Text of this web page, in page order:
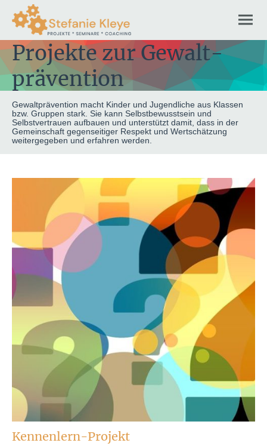
Projekte zur Gewalt-
prävention
Gewaltprävention macht Kinder und Jugendliche aus Klassen
bzw. Gruppen stark. Sie kann Selbstbewusstsein und
Selbstvertrauen aufbauen und unterstützt damit, dass in der
Gemeinschaft gegenseitiger Respekt und Wertschätzung
weitergegeben und erfahren werden.
Kennenlern-Projekt